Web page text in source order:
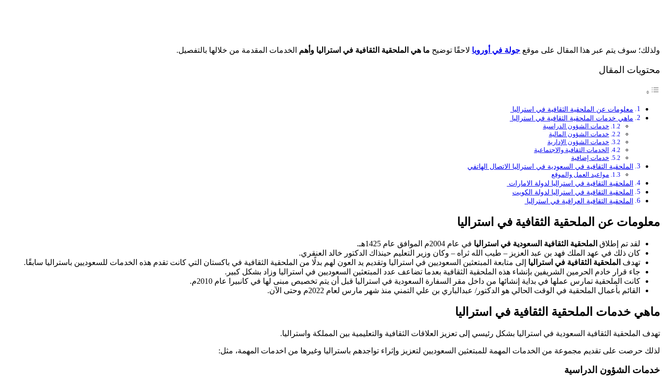
ولذلك؛ سوف يتم عبر هذا المقال على موقع جولة في أوروبا لاحقًا توضيح ما هي الملحقية الثقافية في استراليا وأهم الخدمات المقدمة من خلالها بالتفصيل.
محتويات المقال
معلومات عن الملحقية الثقافية في استراليا
ماهي خدمات الملحقية الثقافية في استراليا
خدمات الشؤون الدراسية
خدمات الشؤون المالية
خدمات الشؤون الإدارية
الخدمات الثقافية والاجتماعية
خدمات إضافية
الملحقية الثقافية في السعودية في استراليا الاتصال الهاتفي
مواعيد العمل والموقع
الملحقية الثقافية في استراليا لدولة الامارات
الملحقية الثقافية في استراليا لدولة الكويت
الملحقية الثقافية العراقية في استراليا
معلومات عن الملحقية الثقافية في استراليا
لقد تم إطلاق الملحقية الثقافية السعودية في استراليا في عام 2004م الموافق عام 1425هـ.
كان ذلك في عهد الملك فهد بن عبد العزيز – طيب الله ثراه – وكان وزير التعليم حينذاك الدكتور خالد العنقري.
تهدف الملحقية الثقافية في استراليا إلى متابعة المبتعثين السعوديين في استراليا وتقديم يد العون لهم بدلًا من الملحقية الثقافية في باكستان التي كانت تقدم هذه الخدمات للسعوديين باستراليا سابقًا.
جاء قرار خادم الحرمين الشريفين بإنشاء هذه الملحقية الثقافية بعدما تضاعف عدد المبتعثين السعوديين في استراليا وزاد بشكل كبير.
كانت الملحقية تمارس عملها في بداية إنشائها من داخل مقر السفارة السعودية في استراليا قبل أن يتم تخصيص مبنى لها في كانبيرا عام 2010م.
القائم بأعمال الملحقية في الوقت الحالي هو الدكتور/ عبدالباري بن علي التمني منذ شهر مارس لعام 2022م وحتى الآن.
ماهي خدمات الملحقية الثقافية في استراليا
تهدف الملحقية الثقافية السعودية في استراليا بشكل رئيسي إلى تعزيز العلاقات الثقافية والتعليمية بين المملكة واستراليا.
لذلك حرصت على تقديم مجموعة من الخدمات المهمة للمبتعثين السعوديين لتعزيز وإثراء تواجدهم باستراليا وغيرها من اخدمات المهمة، مثل:
خدمات الشؤون الدراسية